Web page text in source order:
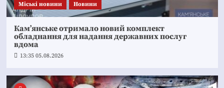
Mіські новини Новини
Кам’янське отримало новий комплект
обладнання для надання державних послуг
вдома
13:35 05.08.2026